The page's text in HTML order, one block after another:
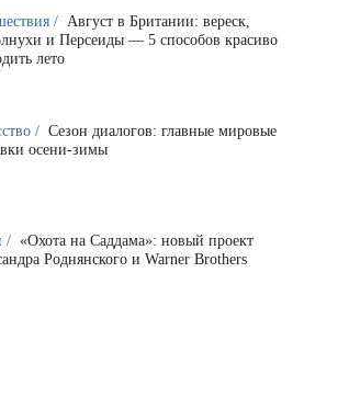
/ Август в Британии: вереск,
и Персеиды — 5 способов красиво
лето
/ Сезон диалогов: главные мировые
осени-зимы
/ «Охота на Саддама»: новый проект
Роднянского и Warner Brothers